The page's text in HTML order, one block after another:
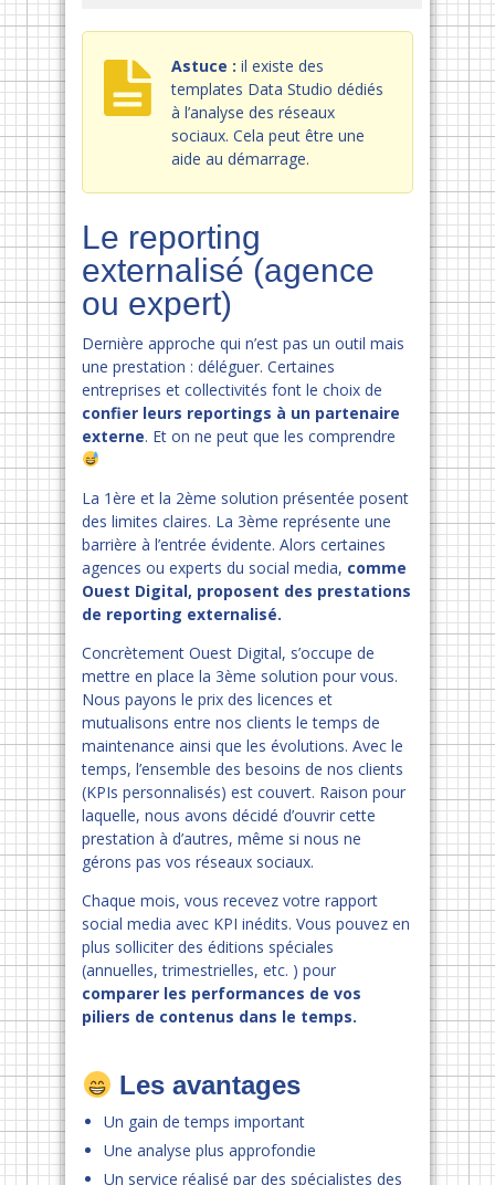
Astuce : il existe des
templates Data Studio dédiés
à l’analyse des réseaux
sociaux. Cela peut être une
aide au démarrage.
Le reporting
externalisé (agence
ou expert)
Dernière approche qui n’est pas un outil mais
une prestation : déléguer. Certaines
entreprises et collectivités font le choix de
confier leurs reportings à un partenaire
externe. Et on ne peut que les comprendre
La 1ère et la 2ème solution présentée posent
des limites claires. La 3ème représente une
barrière à l’entrée évidente. Alors certaines
agences ou experts du social media, comme
Ouest Digital, proposent des prestations
de reporting externalisé.
Concrètement Ouest Digital, s’occupe de
mettre en place la 3ème solution pour vous.
Nous payons le prix des licences et
mutualisons entre nos clients le temps de
maintenance ainsi que les évolutions. Avec le
temps, l’ensemble des besoins de nos clients
(KPIs personnalisés) est couvert. Raison pour
laquelle, nous avons décidé d’ouvrir cette
prestation à d’autres, même si nous ne
gérons pas vos réseaux sociaux.
Chaque mois, vous recevez votre rapport
social media avec KPI inédits. Vous pouvez en
plus solliciter des éditions spéciales
(annuelles, trimestrielles, etc. ) pour
comparer les performances de vos
piliers de contenus dans le temps.
Les avantages
Un gain de temps important
Une analyse plus approfondie
Un service réalisé par des spécialistes des